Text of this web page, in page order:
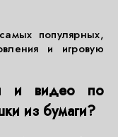
популярных,
и игровую
и видео по
из бумаги?